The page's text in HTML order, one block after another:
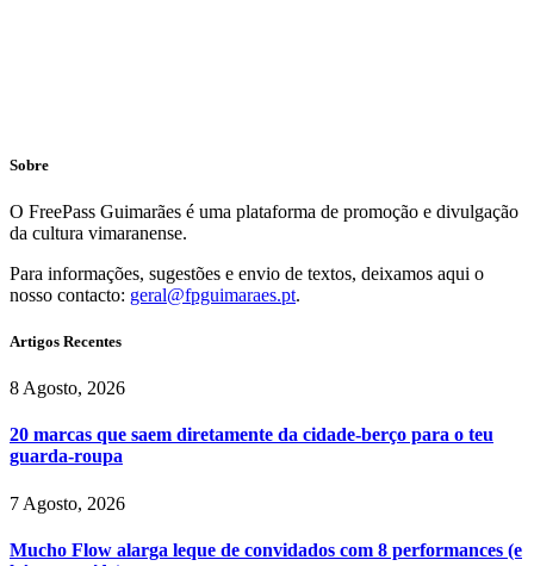
Sobre
O FreePass Guimarães é uma plataforma de promoção e divulgação
da cultura vimaranense.
Para informações, sugestões e envio de textos, deixamos aqui o
nosso contacto: geral@fpguimaraes.pt.
Artigos Recentes
8 Agosto, 2026
20 marcas que saem diretamente da cidade-berço para o teu
guarda-roupa
7 Agosto, 2026
Mucho Flow alarga leque de convidados com 8 performances (e